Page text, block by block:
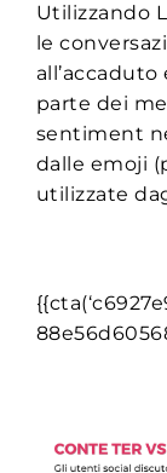
Utilizzando
le
parte dei
sentiment
dalle emoji
utilizzate